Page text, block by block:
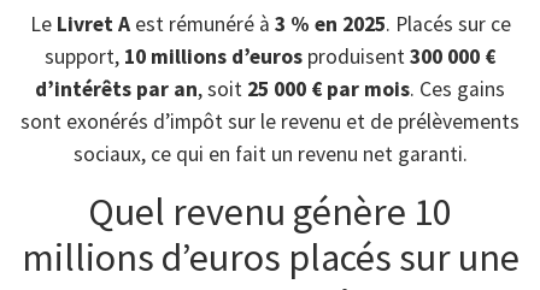
Le Livret Aest rémunéré à 3 % en 2025. Placés sur ce
support, 10 millions d’euros produisent300 000 €
d’intérêts par an, soit 25 000 € par mois. Ces gains
sont exonérés d’impôt sur le revenu et de prélèvements
sociaux, ce qui en fait un revenu net garanti.
Quel revenu génère 10
millions d’euros placés sur une